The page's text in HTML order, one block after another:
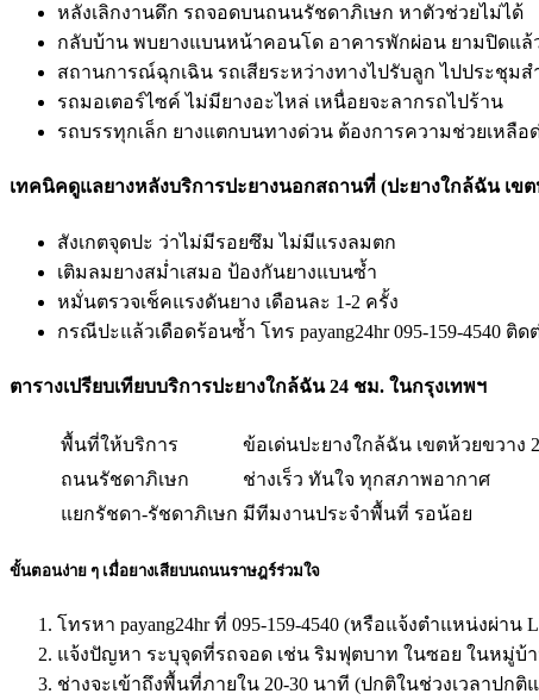
หลังเลิกงานดึก รถจอดบนถนนรัชดาภิเษก หาตัวช่วยไม่ได้
กลับบ้าน พบยางแบนหน้าคอนโด อาคารพักผ่อน ยามปิดแล้
สถานการณ์ฉุกเฉิน รถเสียระหว่างทางไปรับลูก ไปประชุม
รถมอเตอร์ไซค์ ไม่มียางอะไหล่ เหนื่อยจะลากรถไปร้าน
รถบรรทุกเล็ก ยางแตกบนทางด่วน ต้องการความช่วยเหลือ
เทคนิคดูแลยางหลังบริการปะยางนอกสถานที่ (ปะยางใกล้ฉัน เข
สังเกตจุดปะ ว่าไม่มีรอยซึม ไม่มีแรงลมตก
เติมลมยางสม่ำเสมอ ป้องกันยางแบนซ้ำ
หมั่นตรวจเช็คแรงดันยาง เดือนละ 1-2 ครั้ง
กรณีปะแล้วเดือดร้อนซ้ำ โทร payang24hr 095-159-4540 ติ
ตารางเปรียบเทียบบริการปะยางใกล้ฉัน 24 ชม. ในกรุงเทพฯ
พื้นที่ให้บริการ ข้อเด่นปะยางใกล้ฉัน เขตห้วยขวาง
ถนนรัชดาภิเษก
ช่างเร็ว ทันใจ ทุกสภาพอากาศ
แยกรัชดา-รัชดาภิเษก มีทีมงานประจำพื้นที่ รอน้อย
ขั้นตอนง่าย ๆ เมื่อยางเสียบนถนนราษฎร์ร่วมใจ
โทรหา payang24hr ที่ 095-159-4540 (หรือแจ้งตำแหน่งผ่าน
แจ้งปัญหา ระบุจุดที่รถจอด เช่น ริมฟุตบาท ในซอย ในหมู่บ้
ช่างจะเข้าถึงพื้นที่ภายใน 20-30 นาที (ปกติในช่วงเวลาปกติ